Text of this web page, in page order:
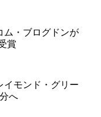
ム・ブログドンが
賞
イモンド・グリー
へ